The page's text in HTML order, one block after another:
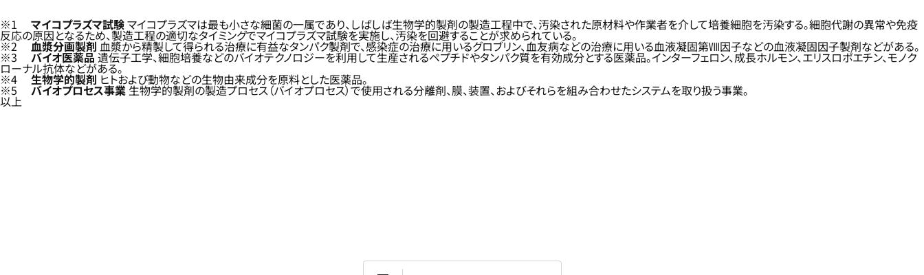
※1 マイコプラズマ試験マイコプラズマは最も小さな細菌の一属であり、しばしば生物学的製剤の製造工程中で、汚染された原材料や作業者を介して培養細胞を汚染する。細胞代謝の異常や免疫
反応の原因となるため、製造工程の適切なタイミングでマイコプラズマ試験を実施し、汚染を回避することが求められている。
※2血漿分画製剤 血漿から精製して得られる治療に有益なタンパク製剤で、感染症の治療に用いるグロブリン、血友病などの治療に用いる血液凝固第Ⅷ因子などの血液凝固因子製剤などがある。
※3 バイオ医薬品遺伝子工学、細胞培養などのバイオテクノロジーを利用して生産されるペプチドやタンパク質を有効成分とする医薬品。インターフェロン、成長ホルモン、エリスロポエチン、モノク
ローナル抗体などがある。
※4 生物学的製剤 ヒトおよび動物などの生物由来成分を原料とした医薬品。
※5 バイオプロセス事業 生物学的製剤の製造プロセス（バイオプロセス）で使用される分離剤、膜、装置、およびそれらを組み合わせたシステムを取り扱う事業。
以上